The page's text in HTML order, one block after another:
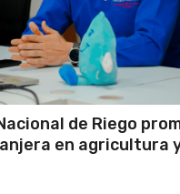
de Riego
en agricultura